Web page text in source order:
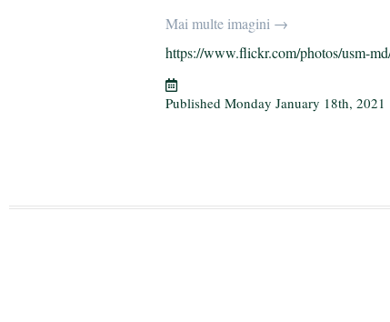
bo
ok
tte
r
gr
a
Mai multe imagini →
https://www.flickr.com/photos/usm-
Published Monday January 18th, 2021